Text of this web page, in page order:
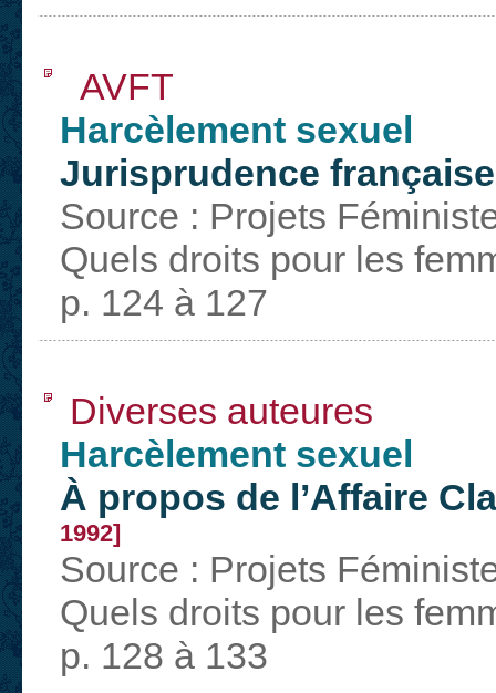
AVFT
Harcèlement sexuel
Jurisprudence française
Source : Projets
Quels droits pour les
p. 124 à 127
Diverses auteures
Harcèlement sexuel
À propos de l’Affaire
1992]
Source : Projets
Quels droits pour les
p. 128 à 133